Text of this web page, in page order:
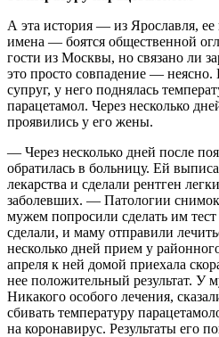
А эта история — из Ярославля, ее
имена — боятся общественной
гости из Москвы, но связано ли
это просто совпадение —
супруг, у него поднялась
парацетамол. Через несколько
проявились у его жены.
— Через несколько дней после
обратилась в больницу. Ей
лекарства и сделали рентген
заболевших. — Патологии
мужем попросили сделать им
сделали, и маму отправили
несколько дней прием у
апреля к ней домой приехала
нее положительный результат. У
Никакого особого лечения,
сбивать температуру
на коронавирус. Результаты его